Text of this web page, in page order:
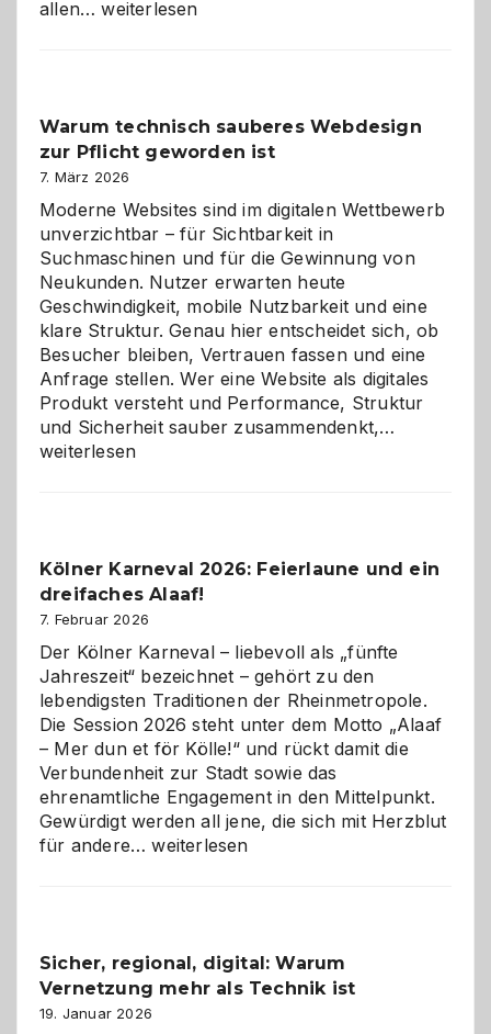
allen…Sudoku
den
Logikrätseln
weiterlesen
Warum technisch sauberes Webdesign
zur Pflicht geworden ist
7. März 2026
Moderne Websites sind im digitalen Wettbewerb
unverzichtbar – für Sichtbarkeit in
Suchmaschinen und für die Gewinnung von
Neukunden. Nutzer erwarten heute
Geschwindigkeit, mobile Nutzbarkeit und eine
klare Struktur. Genau hier entscheidet sich, ob
Besucher bleiben, Vertrauen fassen und eine
Anfrage stellen. Wer eine Website als digitales
Produkt versteht und Performance, Struktur
und Sicherheit sauber zusammendenkt,…
geworden
weiterlesen
Kölner Karneval 2026: Feierlaune und ein
dreifaches Alaaf!
7. Februar 2026
Der Kölner Karneval – liebevoll als „fünfte
Jahreszeit“ bezeichnet – gehört zu den
lebendigsten Traditionen der Rheinmetropole.
Die Session 2026 steht unter dem Motto „Alaaf
– Mer dun et för Kölle!“ und rückt damit die
Verbundenheit zur Stadt sowie das
ehrenamtliche Engagement in den Mittelpunkt.
Gewürdigt werden all jene, die sich mit Herzblut
für andere…Kölner
ein
dreifaches
Alaaf!
weiterlesen
Sicher, regional, digital: Warum
Vernetzung mehr als Technik ist
19. Januar 2026